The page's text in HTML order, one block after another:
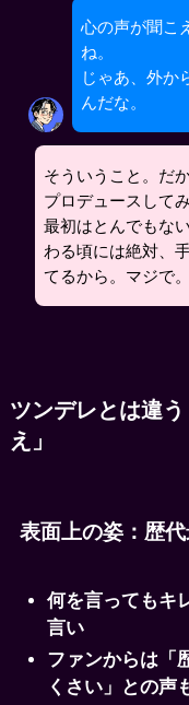
心の声が聞こ
ね。
じゃあ、外か
んだな。
そういうこと。だ
プロデュースして
最初はとんでもな
わる頃には絶対、
てるから。マジで。
ツンデレとは違
え」
表面上の姿：歴代
何を言ってもキ
言い
ファンからは「
くさい」との声